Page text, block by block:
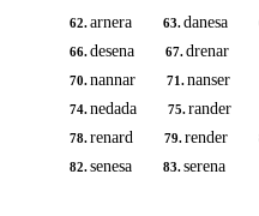
62.arnera 63.danesa
66.desena 67.drenar
70.nannar 71.nanser
74.nedada 75.rander
78.renard 79.render
82.senesa 83.serena